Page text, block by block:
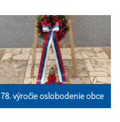
78. výročie oslobodenie obce